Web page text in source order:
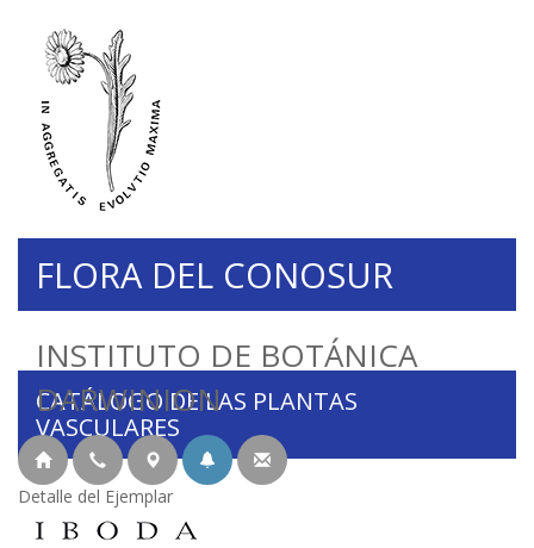
INSTITUTO DE BOTÁNICA
DARWINION
FLORA DEL CONOSUR
CATÁLOGO DE LAS PLANTAS
VASCULARES
Detalle del Ejemplar